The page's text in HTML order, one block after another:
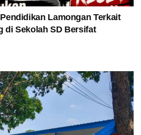
Lamongan Terkait
di Sekolah SD Bersifat